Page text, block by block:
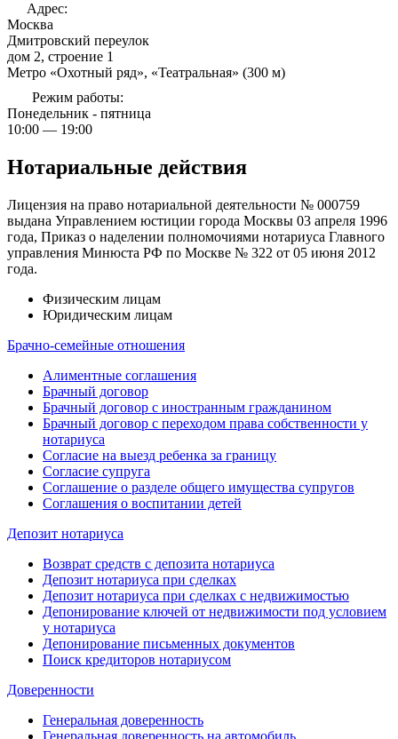
Адрес:
Москва
Дмитровский переулок
дом 2, строение 1
Метро «Охотный ряд», «Театральная» (300 м)
Режим работы:
Понедельник - пятница
10:00 — 19:00
Нотариальные действия
Лицензия на право нотариальной деятельности № 000759
выдана Управлением юстиции города Москвы 03 апреля 1996
года, Приказ о наделении полномочиями нотариуса Главного
управления Минюста РФ по Москве № 322 от 05 июня 2012
года.
Физическим лицам
Юридическим лицам
Брачно-семейные отношения
Алиментные соглашения
Брачный договор
Брачный договор с иностранным гражданином
Брачный договор с переходом права собственности у
нотариуса
Согласие на выезд ребенка за границу
Согласие супруга
Соглашение о разделе общего имущества супругов
Соглашения о воспитании детей
Депозит нотариуса
Возврат средств с депозита нотариуса
Депозит нотариуса при сделках
Депозит нотариуса при сделках с недвижимостью
Депонирование ключей от недвижимости под условием
у нотариуса
Депонирование письменных документов
Поиск кредиторов нотариусом
Доверенности
Генеральная доверенность